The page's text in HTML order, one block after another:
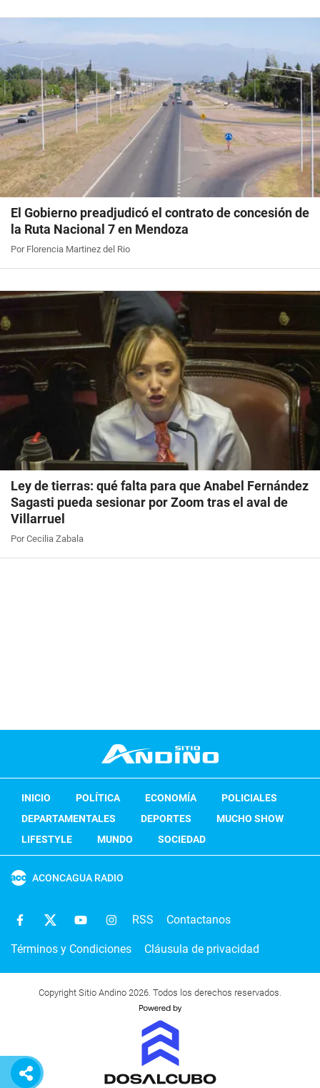
El Gobierno preadjudicó el contrato de concesión de
la Ruta Nacional 7 en Mendoza
Por Florencia Martinez del Rio
Ley de tierras: qué falta para que Anabel Fernández
Sagasti pueda sesionar por Zoom tras el aval de
Villarruel
Por Cecilia Zabala
INICIO POLÍTICA ECONOMÍA
POLICIALES
DEPARTAMENTALES
DEPORTES
MUCHO SHOW
LIFESTYLE
MUNDO SOCIEDAD
ACONCAGUA RADIO
RSS Contactanos
Términos y Condiciones Cláusula de privacidad
Copyright Sitio Andino 2026. Todos los derechos reservados.